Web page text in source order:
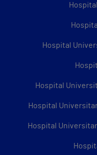
Hospital
Hospital
Hospital
Hospital